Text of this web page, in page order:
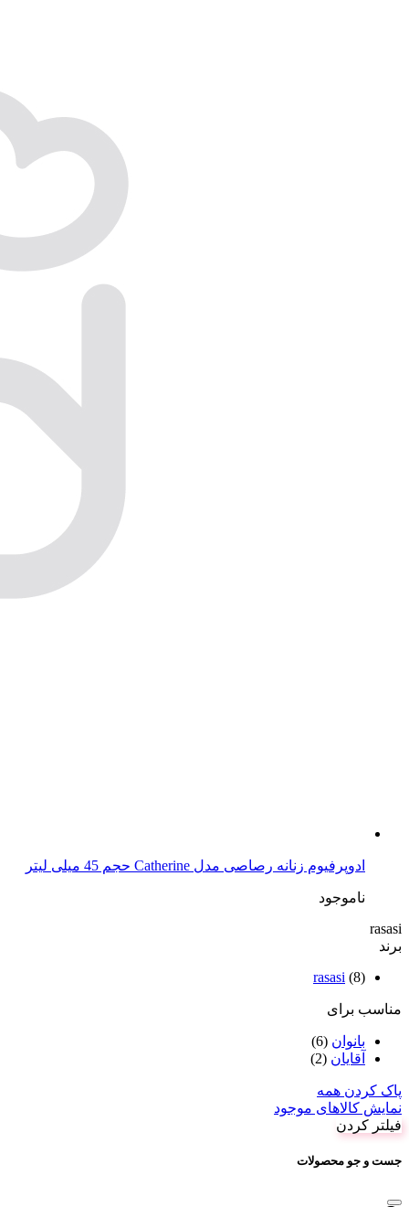
ادوپرفیوم زنانه رصاصی مدل Catherine حجم 45 میلی لیتر
ناموجود
rasasi
برند
rasasi (8)
مناسب برای
بانوان (6)
آقایان (2)
پاک کردن همه
نمایش کالاهای موجود
فیلتر کردن
جست و جو محصولات